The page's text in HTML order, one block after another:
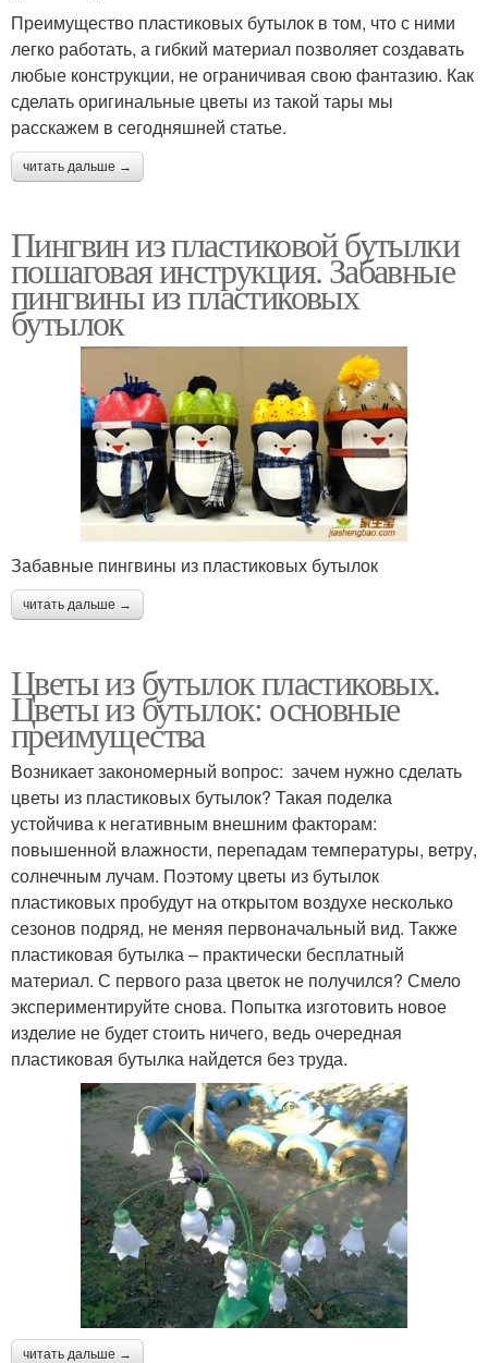
Преимущество пластиковых бутылок в том, что с ними
легко работать, а гибкий материал позволяет создавать
любые конструкции, не ограничивая свою фантазию. Как
сделать оригинальные цветы из такой тары мы
расскажем в сегодняшней статье.
читать дальше →
Пингвин из пластиковой бутылки
пошаговая инструкция. Забавные
пингвины из пластиковых
бутылок
Забавные пингвины из пластиковых бутылок
читать дальше →
Цветы из бутылок пластиковых.
Цветы из бутылок: основные
преимущества
Возникает закономерный вопрос: зачем нужно сделать
цветы из пластиковых бутылок? Такая поделка
устойчива к негативным внешним факторам:
повышенной влажности, перепадам температуры, ветру,
солнечным лучам. Поэтому цветы из бутылок
пластиковых пробудут на открытом воздухе несколько
сезонов подряд, не меняя первоначальный вид. Также
пластиковая бутылка – практически бесплатный
материал. С первого раза цветок не получился? Смело
экспериментируйте снова. Попытка изготовить новое
изделие не будет стоить ничего, ведь очередная
пластиковая бутылка найдется без труда.
читать дальше →